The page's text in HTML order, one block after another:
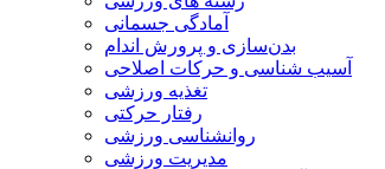
آمادگی جسمانی
بدن‌سازی و پرورش اندام
آسیب شناسی و حرکات اصلاحی
تغذیه ورزشی
رفتار حرکتی
روانشناسی ورزشی
مدیریت ورزشی